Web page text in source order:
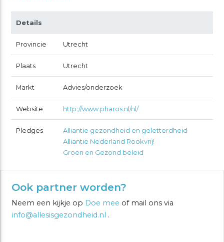
Details
Provincie Utrecht
Plaats Utrecht
Markt Advies/onderzoek
Website http://www.pharos.nl/nl/
Pledges
Alliantie gezondheid en geletterdheid
Alliantie Nederland Rookvrij!
Groen en Gezond beleid
Ook partner worden?
Neem een kijkje op Doe mee of mail ons via
info@allesisgezondheid.nl .